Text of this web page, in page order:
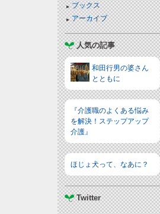
ブックス
アーカイブ
人気の記事
和田行男の婆さん
とともに
『介護職のよくある悩み
を解決！ステップアップ
介護』
ほじょ犬って、なあに？
Twitter